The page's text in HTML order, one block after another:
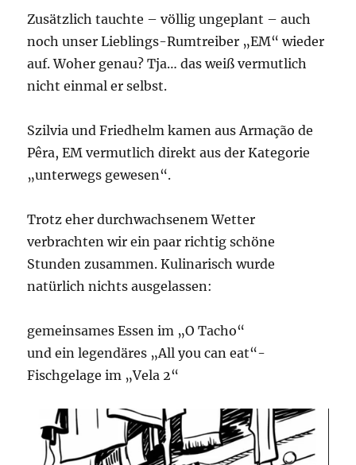
Zusätzlich tauchte – völlig ungeplant – auch
noch unser Lieblings-Rumtreiber „EM“ wieder
auf. Woher genau? Tja… das weiß vermutlich
nicht einmal er selbst.
Szilvia und Friedhelm kamen aus Armação de
Pêra, EM vermutlich direkt aus der Kategorie
„unterwegs gewesen“.
Trotz eher durchwachsenem Wetter
verbrachten wir ein paar richtig schöne
Stunden zusammen. Kulinarisch wurde
natürlich nichts ausgelassen:
gemeinsames Essen im „O Tacho“
und ein legendäres „All you can eat“-
Fischgelage im „Vela 2“
Video-
Player